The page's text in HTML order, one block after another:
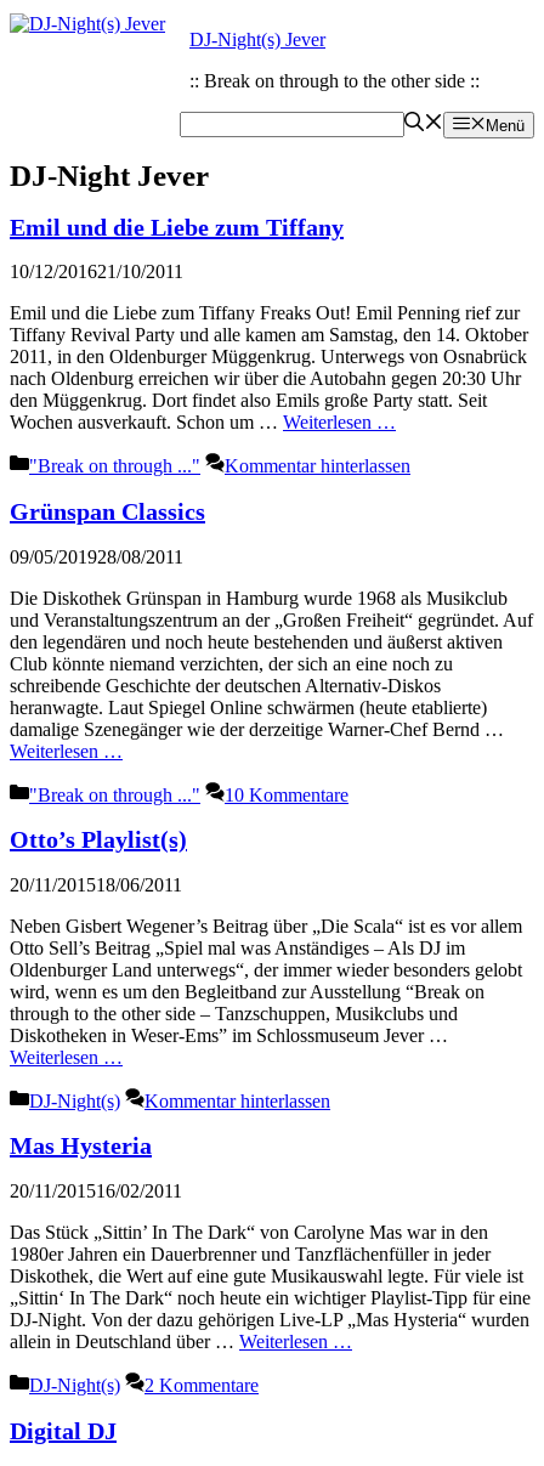
Zum
Zum
DJ-Night(s) Jever
:: Break on through to the other side ::
Menü
DJ-Night Jever
Emil und die Liebe zum Tiffany
10/12/201621/10/2011
Emil und die Liebe zum Tiffany Freaks Out! Emil Penning rief zur
Tiffany Revival Party und alle kamen am Samstag, den 14. Oktober
2011, in den Oldenburger Müggenkrug. Unterwegs von Osnabrück
nach Oldenburg erreichen wir über die Autobahn gegen 20:30 Uhr
den Müggenkrug. Dort findet also Emils große Party statt. Seit
Wochen ausverkauft. Schon um … Weiterlesen …
Kategorien
"Break on through ..." Kommentar hinterlassen
Grünspan Classics
09/05/201928/08/2011
Die Diskothek Grünspan in Hamburg wurde 1968 als Musikclub
und Veranstaltungszentrum an der „Großen Freiheit“ gegründet. Auf
den legendären und noch heute bestehenden und äußerst aktiven
Club könnte niemand verzichten, der sich an eine noch zu
schreibende Geschichte der deutschen Alternativ-Diskos
heranwagte. Laut Spiegel Online schwärmen (heute etablierte)
damalige Szenegänger wie der derzeitige Warner-Chef Bernd …
Weiterlesen …
Kategorien
"Break on through ..." 10 Kommentare
Otto’s Playlist(s)
20/11/201518/06/2011
Neben Gisbert Wegener’s Beitrag über „Die Scala“ ist es vor allem
Otto Sell’s Beitrag „Spiel mal was Anständiges – Als DJ im
Oldenburger Land unterwegs“, der immer wieder besonders gelobt
wird, wenn es um den Begleitband zur Ausstellung “Break on
through to the other side – Tanzschuppen, Musikclubs und
Diskotheken in Weser-Ems” im Schlossmuseum Jever …
Weiterlesen …
Kategorien
DJ-Night(s) Kommentar hinterlassen
Mas Hysteria
20/11/201516/02/2011
Das Stück „Sittin’ In The Dark“ von Carolyne Mas war in den
1980er Jahren ein Dauerbrenner und Tanzflächenfüller in jeder
Diskothek, die Wert auf eine gute Musikauswahl legte. Für viele ist
„Sittin‘ In The Dark“ noch heute ein wichtiger Playlist-Tipp für eine
DJ-Night. Von der dazu gehörigen Live-LP „Mas Hysteria“ wurden
allein in Deutschland über … Weiterlesen …
Kategorien
DJ-Night(s) 2 Kommentare
Digital DJ